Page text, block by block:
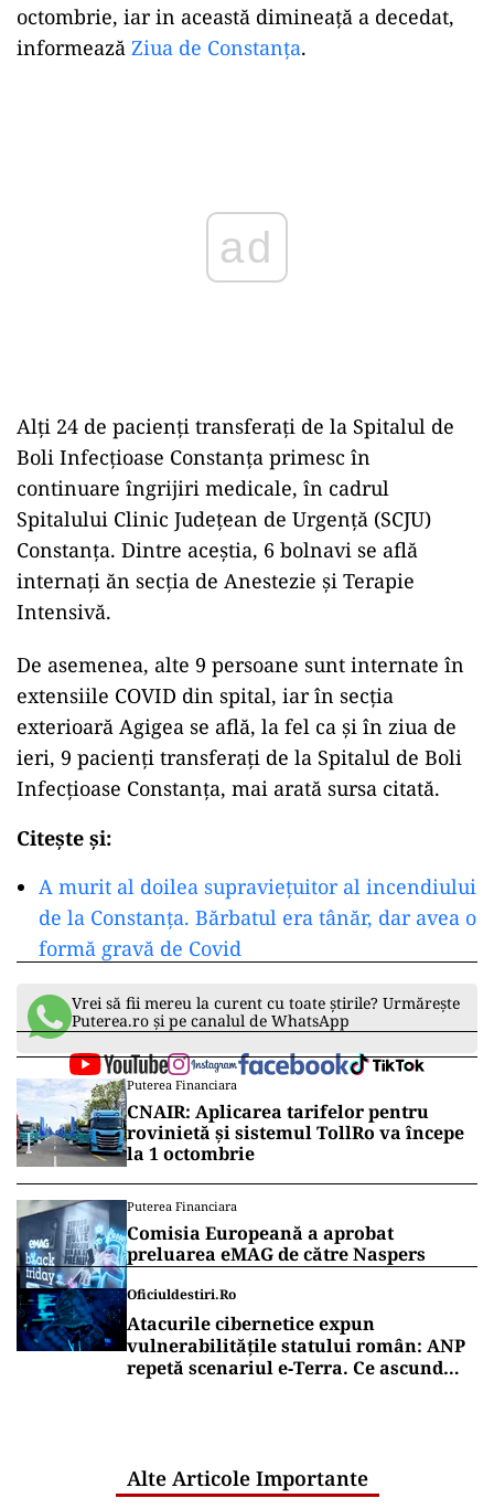
octombrie, iar in această dimineață a decedat,
informează Ziua de Constanța.
ad
Alți 24 de pacienți transferați de la Spitalul de
Boli Infecțioase Constanța primesc în
continuare îngrijiri medicale, în cadrul
Spitalului Clinic Județean de Urgență (SCJU)
Constanța. Dintre aceștia, 6 bolnavi se află
internați ăn secția de Anestezie și Terapie
Intensivă.
De asemenea, alte 9 persoane sunt internate în
extensiile COVID din spital, iar în secția
exterioară Agigea se află, la fel ca și în ziua de
ieri, 9 pacienți transferați de la Spitalul de Boli
Infecțioase Constanța, mai arată sursa citată.
Citește și:
A murit al doilea supraviețuitor al incendiului
de la Constanța. Bărbatul era tânăr, dar avea o
formă gravă de Covid
Vrei să fii mereu la curent cu toate știrile? Urmărește
Puterea.ro și pe canalul de WhatsApp
Puterea Financiara
CNAIR: Aplicarea tarifelor pentru
rovinietă și sistemul TollRo va începe
la 1 octombrie
Puterea Financiara
Comisia Europeană a aprobat
preluarea eMAG de către Naspers
Oficiuldestiri.ro
Atacurile cibernetice expun
vulnerabilitățile statului român: ANP
repetă scenariul e‑Terra. Ce ascund
Alte Articole Importante